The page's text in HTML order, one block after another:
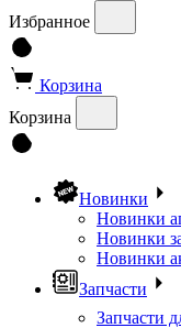
Избранное
Корзина
Корзина
Новинки
Новинки
Новинки
Новинки
Запчасти
Запчасти